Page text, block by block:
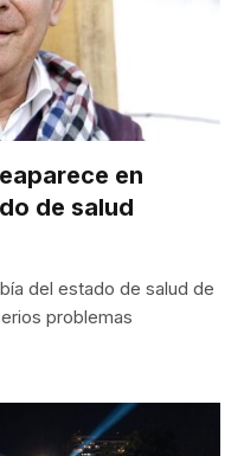
en
de salud
del estado de salud de
problemas